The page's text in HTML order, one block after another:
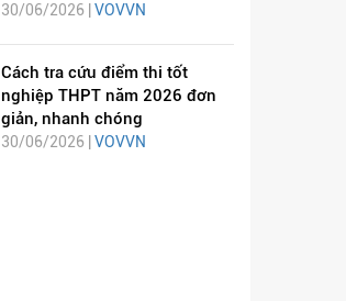
30/06/2026 | VOVVN
Cách tra cứu điểm thi tốt
nghiệp THPT năm 2026 đơn
giản, nhanh chóng
30/06/2026 |VOVVN